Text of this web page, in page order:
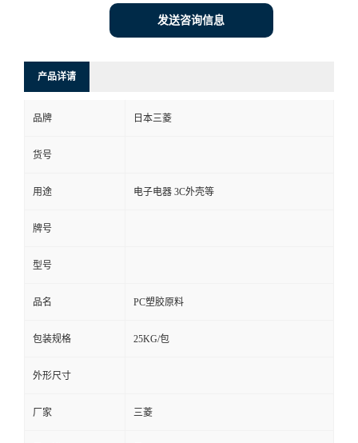
发送咨询信息
产品详请
品牌 日本三菱
货号
用途 电子电器 3C外壳等
牌号
型号
品名 PC塑胶原料
包装规格 25KG/包
外形尺寸
厂家 三菱